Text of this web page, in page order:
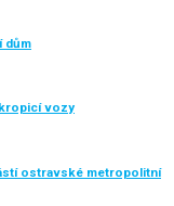
dům
vozy
ostravské metropolitní